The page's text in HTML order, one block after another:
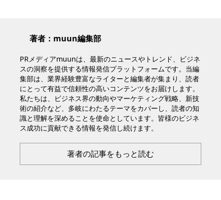
著者：muun編集部
PRメディアmuunは、最新のニュースやトレンド、ビジネ
スの洞察を提供する情報発信プラットフォームです。当編
集部は、業界経験豊富なライターと編集者が集まり、読者
にとって有益で信頼性の高いコンテンツをお届けします。
私たちは、ビジネス界の動向やマーケティング戦略、新技
術の紹介など、多岐にわたるテーマをカバーし、読者の知
識と理解を深めることを使命としています。皆様のビジネ
ス成功に貢献できる情報を発信し続けます。
著者の記事をもっと読む